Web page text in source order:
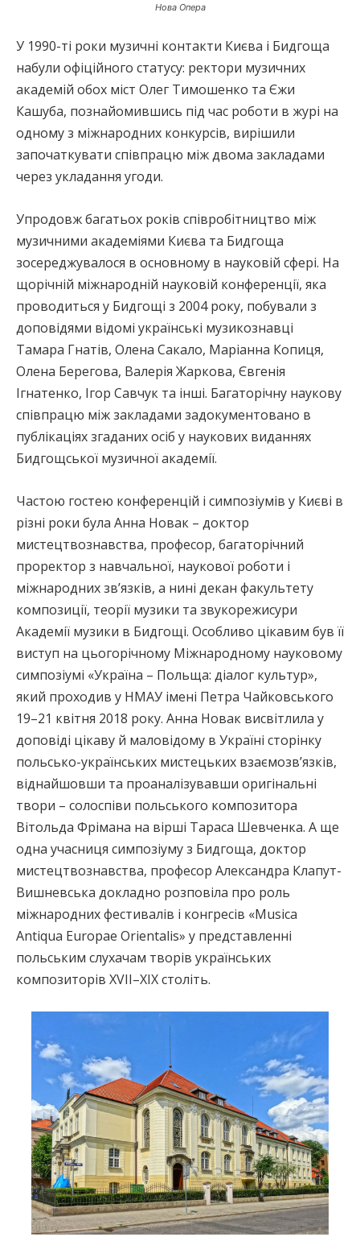
Нова Опера
У 1990-ті роки музичні контакти Києва і Бидгоща
набули офіційного статусу: ректори музичних
академій обох міст Олег Тимошенко та Єжи
Кашуба, познайомившись під час роботи в журі на
одному з міжнародних конкурсів, вирішили
започаткувати співпрацю між двома закладами
через укладання угоди.
Упродовж багатьох років співробітництво між
музичними академіями Києва та Бидгоща
зосереджувалося в основному в науковій сфері. На
щорічній міжнародній науковій конференції, яка
проводиться у Бидгощі з 2004 року, побували з
доповідями відомі українські музикознавці
Тамара Гнатів, Олена Сакало, Маріанна Копиця,
Олена Берегова, Валерія Жаркова, Євгенія
Ігнатенко, Ігор Савчук та інші. Багаторічну наукову
співпрацю між закладами задокументовано в
публікаціях згаданих осіб у наукових виданнях
Бидгощської музичної академії.
Частою гостею конференцій і симпозіумів у Києві в
різні роки була Анна Новак – доктор
мистецтвознавства, професор, багаторічний
проректор з навчальної, наукової роботи і
міжнародних зв’язків, а нині декан факультету
композиції, теорії музики та звукорежисури
Академії музики в Бидгощі. Особливо цікавим був її
виступ на цьогорічному Міжнародному науковому
симпозіумі «Україна – Польща: діалог культур»,
який проходив у НМАУ імені Петра Чайковського
19–21 квітня 2018 року. Анна Новак висвітлила у
доповіді цікаву й маловідому в Україні сторінку
польсько-українських мистецьких взаємозв’язків,
віднайшовши та проаналізувавши оригінальні
твори – солоспіви польського композитора
Вітольда Фрімана на вірші Тараса Шевченка. А ще
одна учасниця симпозіуму з Бидгоща, доктор
мистецтвознавства, професор Александра Клапут-
Вишневська докладно розповіла про роль
міжнародних фестивалів і конгресів «Musica
Antiqua Europae Orientalis» у представленні
польським слухачам творів українських
композиторів XVII–XIX століть.